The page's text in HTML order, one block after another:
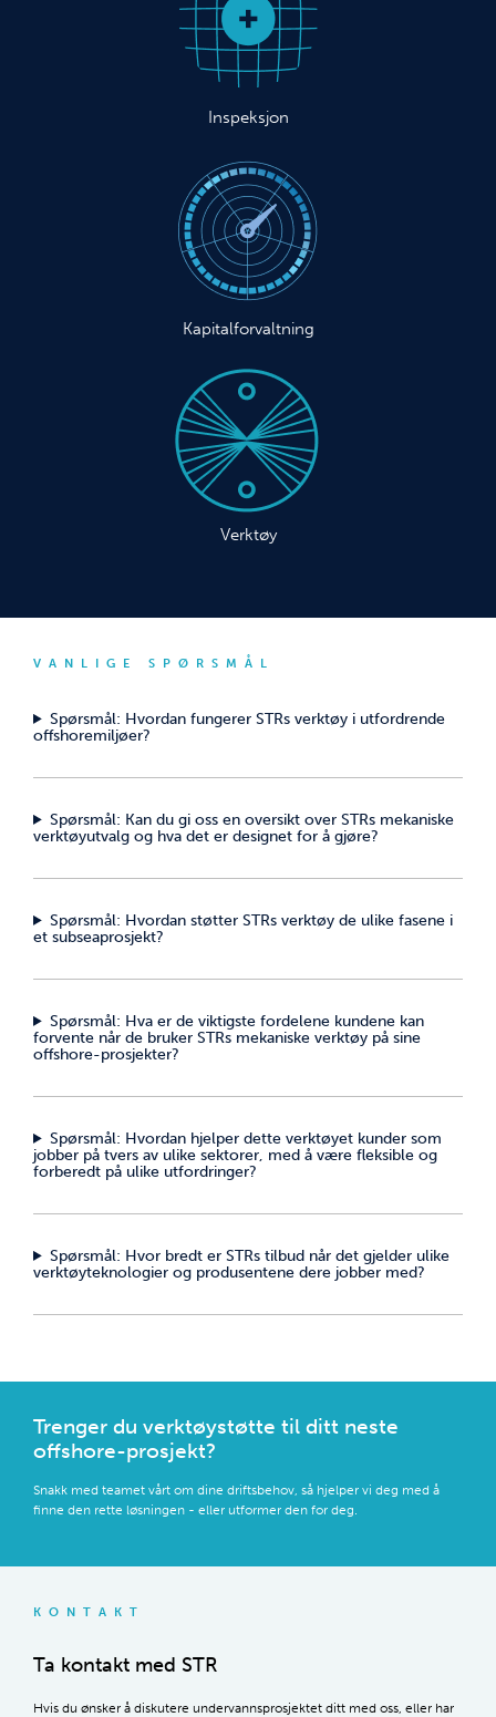
Inspeksjon
Kapitalforvaltning
Verktøy
VANLIGE SPØRSMÅL
Spørsmål: Hvordan fungerer STRs verktøy i utfordrende
offshoremiljøer?
Spørsmål: Kan du gi oss en oversikt over STRs mekaniske
verktøyutvalg og hva det er designet for å gjøre?
Spørsmål: Hvordan støtter STRs verktøy de ulike fasene i
et subseaprosjekt?
Spørsmål: Hva er de viktigste fordelene kundene kan
forvente når de bruker STRs mekaniske verktøy på sine
offshore-prosjekter?
Spørsmål: Hvordan hjelper dette verktøyet kunder som
jobber på tvers av ulike sektorer, med å være fleksible og
forberedt på ulike utfordringer?
Spørsmål: Hvor bredt er STRs tilbud når det gjelder ulike
verktøyteknologier og produsentene dere jobber med?
Trenger du verktøystøtte til ditt neste
offshore-prosjekt?
Snakk med teamet vårt om dine driftsbehov, så hjelper vi deg med å
finne den rette løsningen - eller utformer den for deg.
KONTAKT
Ta kontakt med STR
Hvis du ønsker å diskutere undervannsprosjektet ditt med oss, eller har